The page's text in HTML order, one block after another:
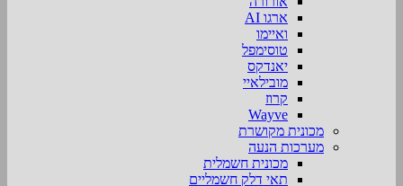
ארגו AI
ואיימו
טוסימפל
יאנדקס
מובילאיי
קרוז
Wayve
מכונית מקושרת
מערכות הנעה
מכונית חשמלית
תאי דלק חשמליים